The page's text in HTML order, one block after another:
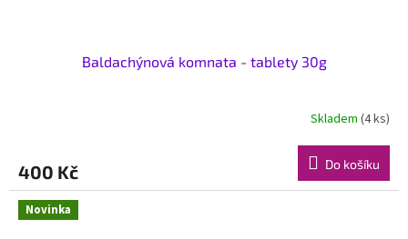
Baldachýnová komnata - tablety 30g
Skladem (4 ks)
400 Kč Do košíku
Novinka